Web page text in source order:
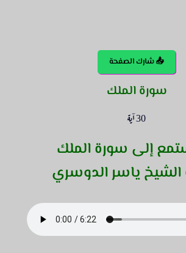
📤 شارك الصفحة
سورة الملك
30 آية
إلى سورة الملك
ياسر الدوسري